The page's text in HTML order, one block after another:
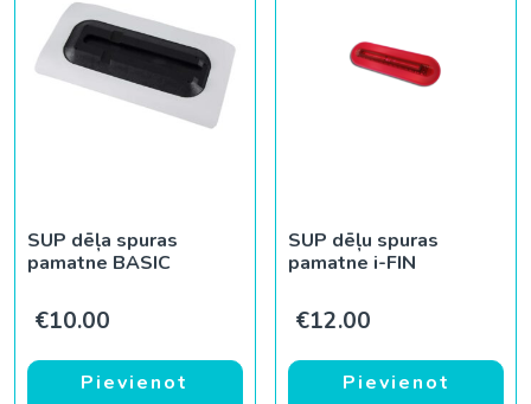
SUP dēļa spuras
pamatne BASIC
€10.00
Pievienot
SUP dēļu spuras
pamatne i-FIN
€12.00
Pievienot